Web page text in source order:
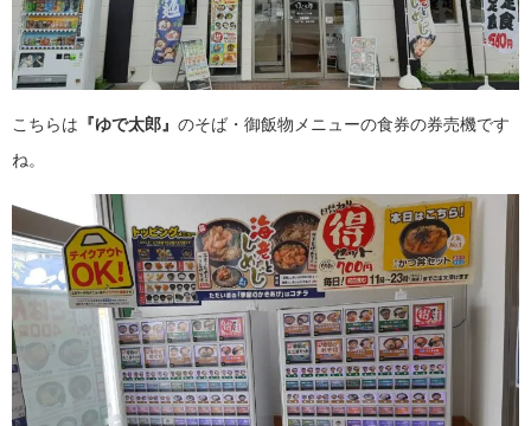
こちらは 『ゆで太郎』 のそば・御飯物メニューの食券の券売機です
ね。